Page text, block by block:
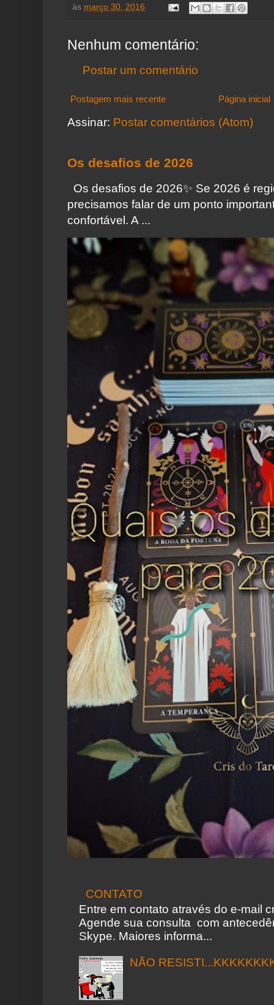
às março 30, 2016
Nenhum comentário:
Postar um comentário
Postagem mais recente Página inicial
Assinar: Postar comentários (Atom)
Os desafios de 2026
Os desafios de 2026✨️ Se 2026 é
precisamos falar de um ponto
confortável. A ...
CONTATO
Entre em contato através do e-mail
Agende sua consulta com
Skype. Maiores informa...
NÃO